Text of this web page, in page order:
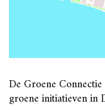
De Groene
groene initiatieven in